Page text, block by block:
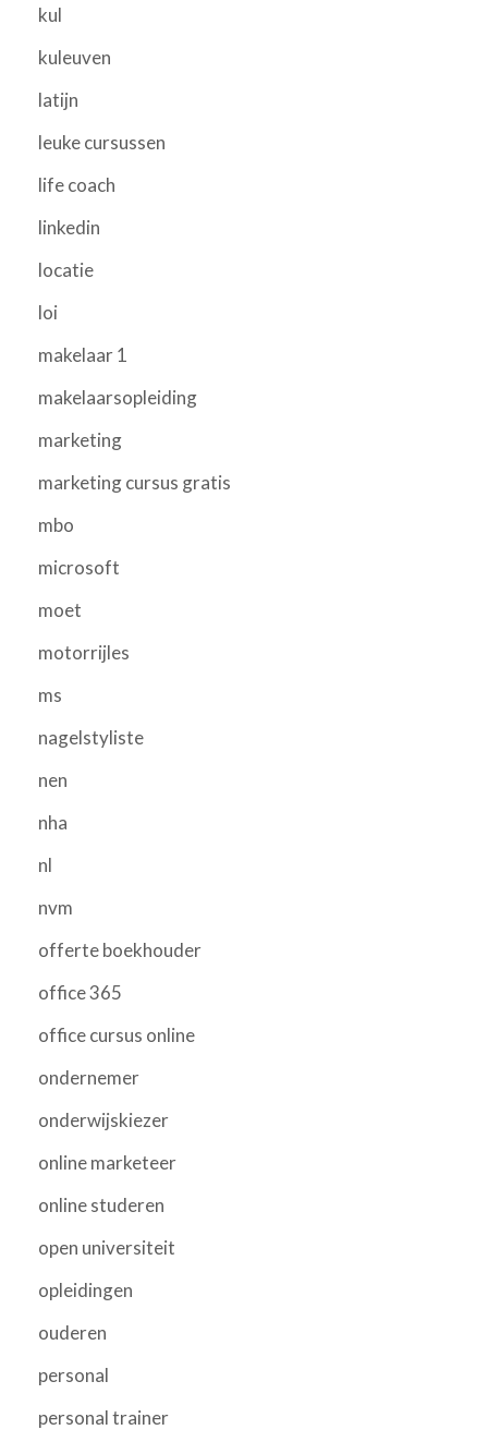
kul
kuleuven
latijn
leuke cursussen
life coach
linkedin
locatie
loi
makelaar 1
makelaarsopleiding
marketing
marketing cursus gratis
mbo
microsoft
moet
motorrijles
ms
nagelstyliste
nen
nha
nl
nvm
offerte boekhouder
office 365
office cursus online
ondernemer
onderwijskiezer
online marketeer
online studeren
open universiteit
opleidingen
ouderen
personal
personal trainer